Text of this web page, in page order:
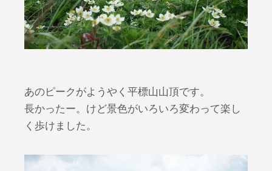
あのピークがようやく平標山山頂です。
長かったー。けど景色がいろいろ変わって楽し
く歩けました。